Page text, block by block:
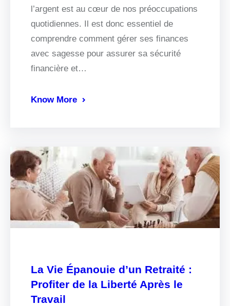
l’argent est au cœur de nos préoccupations
quotidiennes. Il est donc essentiel de
comprendre comment gérer ses finances
avec sagesse pour assurer sa sécurité
financière et…
Know More
La Vie Épanouie d’un Retraité :
Profiter de la Liberté Après le
Travail